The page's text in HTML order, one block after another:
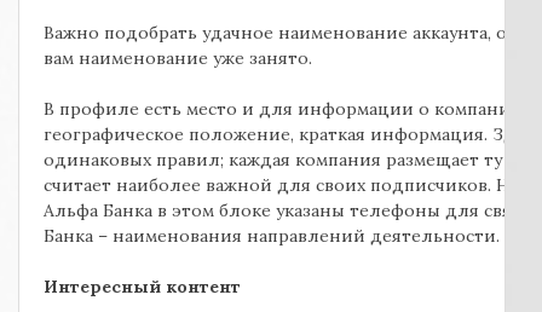
Важно подобрать удачное наименование аккаунта,
вам наименование уже занято.
В профиле есть место и для информации о компании:
географическое положение, краткая информация.
одинаковых правил; каждая компания размещает ту
считает наиболее важной для своих подписчиков.
Альфа Банка в этом блоке указаны телефоны для
Банка – наименования направлений деятельности.
Интересный контент